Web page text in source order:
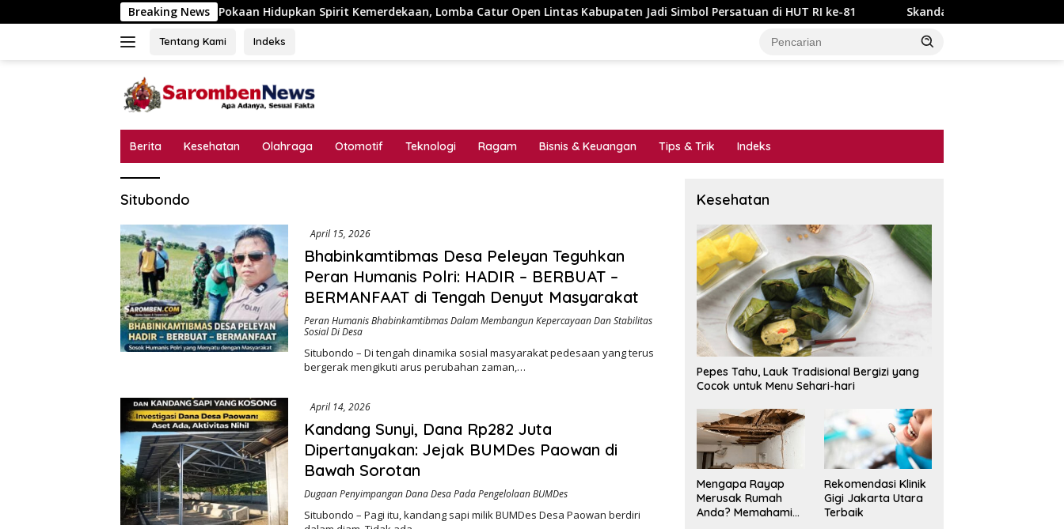
ke
Breaking News
Desa Pokaan Hidupkan Spirit Kemerdekaan, Lomba Catur Open Lintas Kabupaten Jadi Simbol Persatuan di HUT RI ke-81 Skandal Tata Kelola P3-TGAI Dawuan
Tentang Kami Indeks
Berita Kesehatan Olahraga Otomotif Teknologi Ragam Bisnis & Keuangan Tips & Trik Indeks
Situbondo
April 15, 2026
Bhabinkamtibmas Desa Peleyan Teguhkan
Peran Humanis Polri: HADIR – BERBUAT –
BERMANFAAT di Tengah Denyut Masyarakat
Peran Humanis Bhabinkamtibmas Dalam Membangun Kepercayaan Dan Stabilitas
Sosial Di Desa
Situbondo – Di tengah dinamika sosial masyarakat pedesaan yang terus
bergerak mengikuti arus perubahan zaman,…
April 14, 2026
Kandang Sunyi, Dana Rp282 Juta
Dipertanyakan: Jejak BUMDes Paowan di
Bawah Sorotan
Dugaan Penyimpangan Dana Desa Pada Pengelolaan BUMDes
Situbondo – Pagi itu, kandang sapi milik BUMDes Desa Paowan berdiri
Kesehatan
Pepes Tahu, Lauk Tradisional Bergizi yang
Cocok untuk Menu Sehari-hari
Mengapa Rayap
Merusak Rumah
Anda? Memahami
Rekomendasi Klinik
Gigi Jakarta Utara
Terbaik